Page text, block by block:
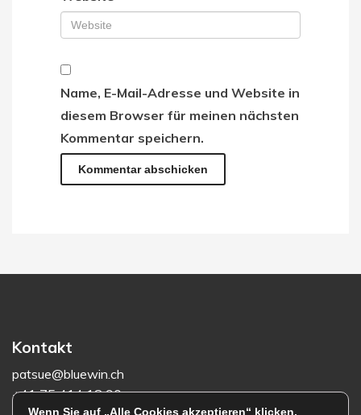
Name, E-Mail-Adresse und Website in
diesem Browser für meinen nächsten
Kommentar speichern.
Kontakt
patsue@bluewin.ch
+41 75 414 18 90
Wenn Sie auf „Alle Cookies akzeptieren“ klicken,